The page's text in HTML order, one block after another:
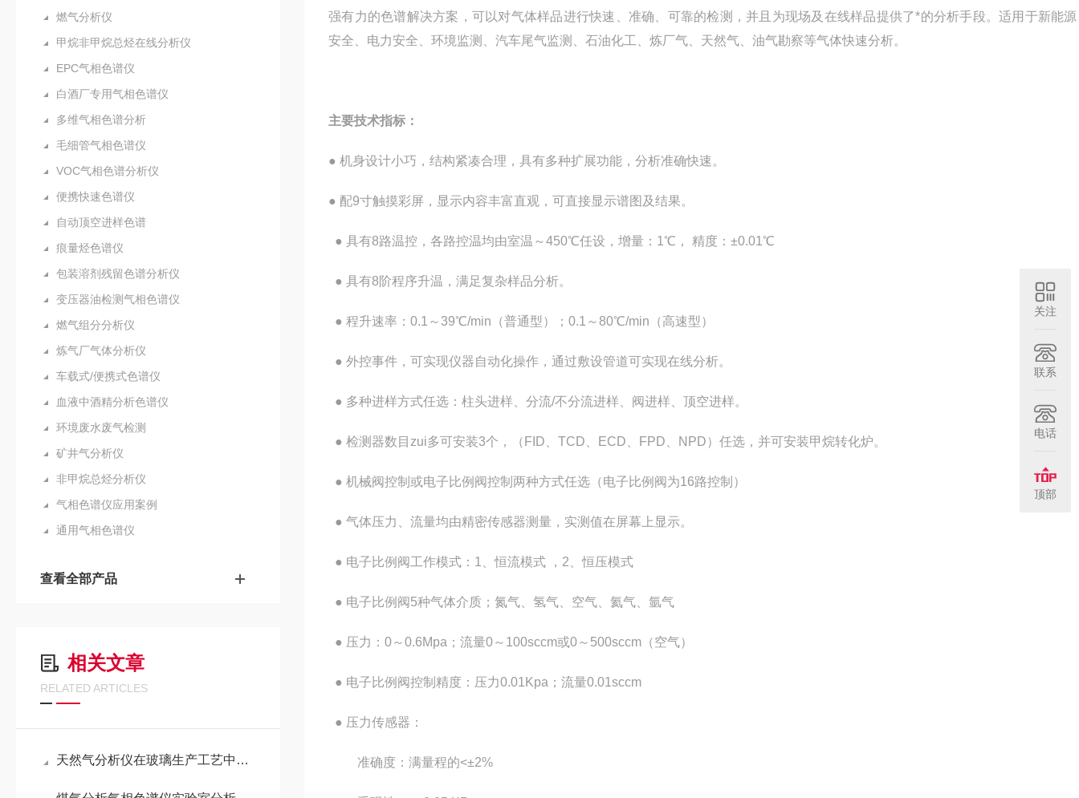
燃气分析仪
甲烷非甲烷总烃在线分析仪
EPC气相色谱仪
白酒厂专用气相色谱仪
多维气相色谱分析
毛细管气相色谱仪
VOC气相色谱分析仪
便携快速色谱仪
自动顶空进样色谱
痕量烃色谱仪
包装溶剂残留色谱分析仪
变压器油检测气相色谱仪
燃气组分分析仪
炼气厂气体分析仪
车载式/便携式色谱仪
血液中酒精分析色谱仪
环境废水废气检测
矿井气分析仪
非甲烷总烃分析仪
气相色谱仪应用案例
通用气相色谱仪
查看全部产品
相关文章
RELATED ARTICLES
天然气分析仪在玻璃生产工艺中的可行性研究报告
强有力的色谱解决方案，可以对气体样品进行快速、准确、可靠的检测，并且为现场及在线样品提供了*的分析手段。适用于新能
安全、电力安全、环境监测、汽车尾气监测、石油化工、炼厂气、天然气、油气勘察等气体快速分析。
主要技术指标：
● 机身设计小巧，结构紧凑合理，具有多种扩展功能，分析准确快速。
● 配9寸触摸彩屏，显示内容丰富直观，可直接显示谱图及结果。
● 具有8路温控，各路控温均由室温～450℃任设，增量：1℃， 精度：±0.01℃
● 具有8阶程序升温，满足复杂样品分析。
● 程升速率：0.1～39℃/min（普通型）；0.1～80℃/min（高速型）
● 外控事件，可实现仪器自动化操作， 通过敷设管道可实现在线分析。
● 多种进样方式任选：柱头进样、分流/不分流进样、阀进样、顶空进样。
● 检测器数目zui多可安装3个，（FID、TCD、ECD、FPD、NPD）任选，并可安装甲烷转化炉。
● 机械阀控制或电子比例阀控制两种方式任选（电子比例阀为16路控制）
● 气体压力、流量均由精密传感器测量，实测值在屏幕上显示。
● 电子比例阀工作模式：1、恒流模式 ，2、恒压模式
● 电子比例阀5种气体介质；氮气、氢气、空气、氦气、氩气
● 压力：0～0.6Mpa；流量0～100sccm或0～500sccm（空气）
● 电子比例阀控制精度：压力0.01Kpa；流量0.01sccm
● 压力传感器：
准确度：满量程的<±2%
关注
联系
电话
顶部